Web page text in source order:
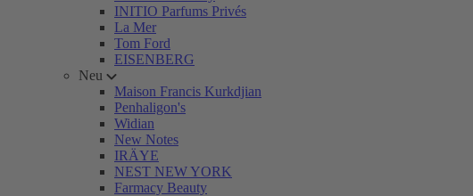
INITIO Parfums Privés
La Mer
Tom Ford
EISENBERG
Neu
Maison Francis Kurkdjian
Penhaligon's
Widian
New Notes
IRÄYE
NEST NEW YORK
Farmacy Beauty